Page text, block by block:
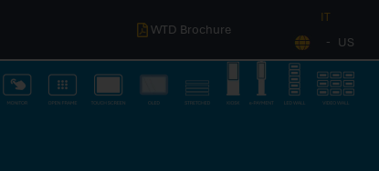
WTD Brochure
IT
US